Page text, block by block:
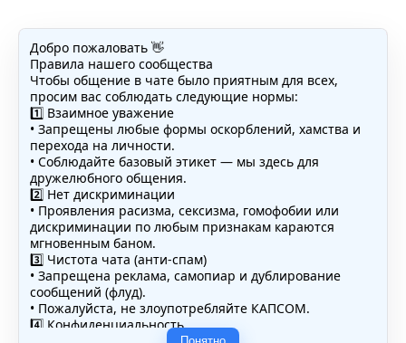
Добро пожаловать 👋
Правила нашего сообщества
Чтобы общение в чате было приятным для всех,
просим вас соблюдать следующие нормы:
1️⃣ Взаимное уважение
• Запрещены любые формы оскорблений, хамства и
перехода на личности.
• Соблюдайте базовый этикет — мы здесь для
дружелюбного общения.
2️⃣ Нет дискриминации
• Проявления расизма, сексизма, гомофобии или
дискриминации по любым признакам караются
мгновенным баном.
3️⃣ Чистота чата (анти-спам)
• Запрещена реклама, самопиар и дублирование
сообщений (флуд).
• Пожалуйста, не злоупотребляйте КАПСОМ.
4️⃣ Конфиденциальность